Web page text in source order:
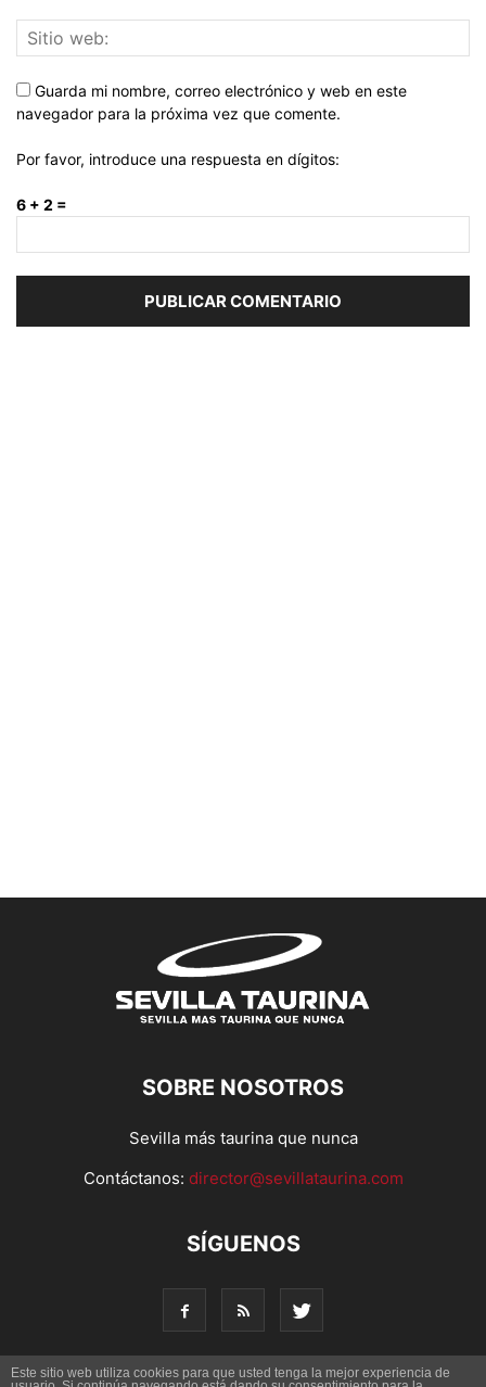
Guarda mi nombre, correo electrónico y web en este
navegador para la próxima vez que comente.
Por favor, introduce una respuesta en dígitos:
6 + 2 =
SOBRE NOSOTROS
Sevilla más taurina que nunca
Contáctanos: director@sevillataurina.com
SÍGUENOS
Este sitio web utiliza cookies para que usted tenga la mejor experiencia de